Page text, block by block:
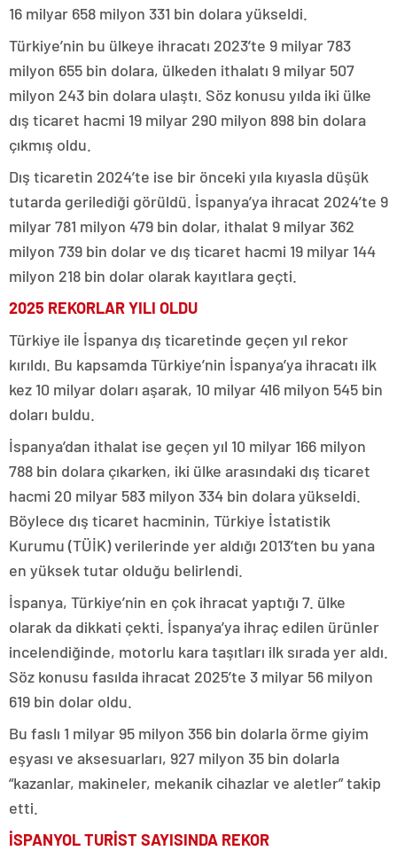
16 milyar 658 milyon 331 bin dolara yükseldi.
Türkiye’nin bu ülkeye ihracatı 2023’te 9 milyar 783
milyon 655 bin dolara, ülkeden ithalatı 9 milyar 507
milyon 243 bin dolara ulaştı. Söz konusu yılda iki ülke
dış ticaret hacmi 19 milyar 290 milyon 898 bin dolara
çıkmış oldu.
Dış ticaretin 2024’te ise bir önceki yıla kıyasla düşük
tutarda gerilediği görüldü. İspanya’ya ihracat 2024’te 9
milyar 781 milyon 479 bin dolar, ithalat 9 milyar 362
milyon 739 bin dolar ve dış ticaret hacmi 19 milyar 144
milyon 218 bin dolar olarak kayıtlara geçti.
2025 REKORLAR YILI OLDU
Türkiye ile İspanya dış ticaretinde geçen yıl rekor
kırıldı. Bu kapsamda Türkiye’nin İspanya’ya ihracatı ilk
kez 10 milyar doları aşarak, 10 milyar 416 milyon 545 bin
doları buldu.
İspanya’dan ithalat ise geçen yıl 10 milyar 166 milyon
788 bin dolara çıkarken, iki ülke arasındaki dış ticaret
hacmi 20 milyar 583 milyon 334 bin dolara yükseldi.
Böylece dış ticaret hacminin, Türkiye İstatistik
Kurumu (TÜİK) verilerinde yer aldığı 2013’ten bu yana
en yüksek tutar olduğu belirlendi.
İspanya, Türkiye’nin en çok ihracat yaptığı 7. ülke
olarak da dikkati çekti. İspanya’ya ihraç edilen ürünler
incelendiğinde, motorlu kara taşıtları ilk sırada yer aldı.
Söz konusu fasılda ihracat 2025’te 3 milyar 56 milyon
619 bin dolar oldu.
Bu faslı 1 milyar 95 milyon 356 bin dolarla örme giyim
eşyası ve aksesuarları, 927 milyon 35 bin dolarla
“kazanlar, makineler, mekanik cihazlar ve aletler” takip
etti.
İSPANYOL TURİST SAYISINDA REKOR